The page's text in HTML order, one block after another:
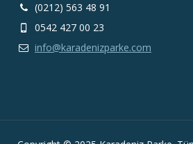
(0212) 563 48 91
0542 427 00 23
info@karadenizparke.com